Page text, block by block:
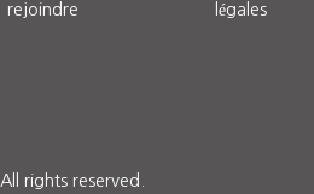
rejoindre
légales
All rights reserved.